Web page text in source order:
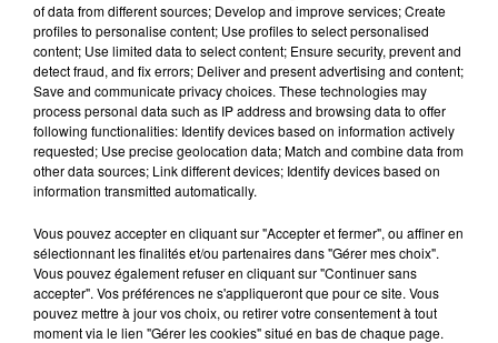
0:00 1 min 37 sec
29 avril 2025 - 1 min 37 sec
MORNING SHOW 08H32 du 29.04.2025
Le Morning Show
of data from different sources; Develop and improve services; Create
profiles to personalise content; Use profiles to select personalised
content; Use limited data to select content; Ensure security, prevent and
detect fraud, and fix errors; Deliver and present advertising and content;
Save and communicate privacy choices. These technologies may
process personal data such as IP address and browsing data to offer
following functionalities: Identify devices based on information actively
requested; Use precise geolocation data; Match and combine data from
other data sources; Link different devices; Identify devices based on
information transmitted automatically.
Vous pouvez accepter en cliquant sur "Accepter et fermer", ou affiner en
sélectionnant les finalités et/ou partenaires dans "Gérer mes choix".
Vous pouvez également refuser en cliquant sur "Continuer sans
accepter". Vos préférences ne s'appliqueront que pour ce site. Vous
pouvez mettre à jour vos choix, ou retirer votre consentement à tout
moment via le lien "Gérer les cookies" situé en bas de chaque page.